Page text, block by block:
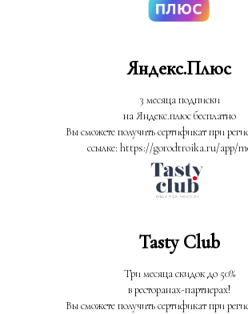
Яндекс.Плюс
3 месяца подписки
на Яндекс.плюс бесплатно
Вы сможете получить сертификат при
ссылке: https://gorodtroika.ru/app/
Tasty Club
Три месяца скидок до 50%
в ресторанах-партнерах!
Вы сможете получить сертификат при